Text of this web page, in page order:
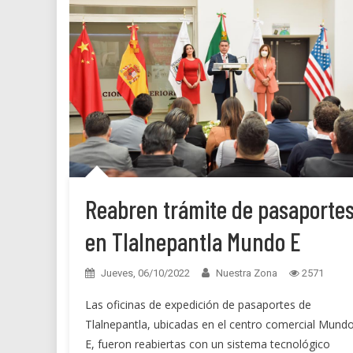
Reabren trámite de
en Tlalnepantla Mundo E
Jueves, 06/10/2022 Nuestra Zona 2571
Las oficinas de expedición de pasaportes de
Tlalnepantla, ubicadas en el centro comercial
E, fueron reabiertas con un sistema tecnológico